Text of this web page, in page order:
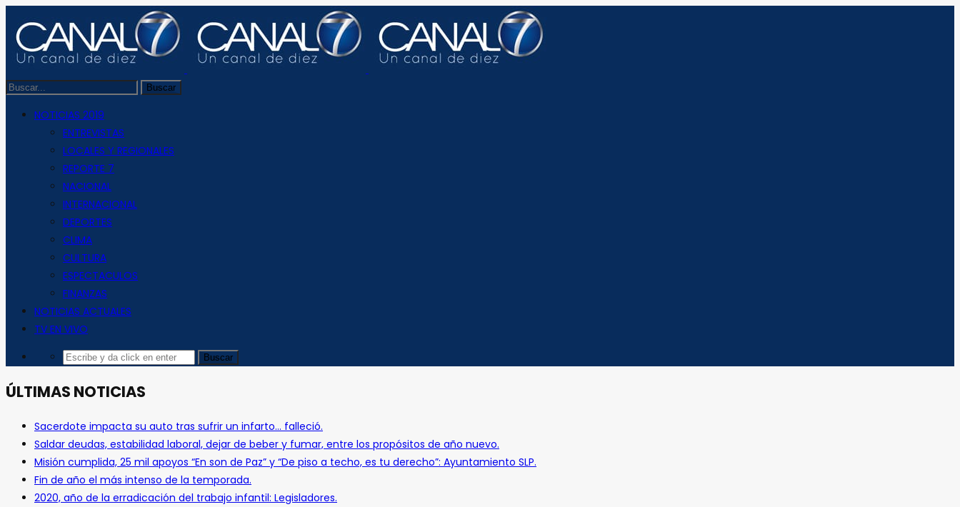
NOTICIAS 2019
ENTREVISTAS
LOCALES Y REGIONALES
REPORTE 7
NACIONAL
INTERNACIONAL
DEPORTES
CLIMA
CULTURA
ESPECTACULOS
FINANZAS
NOTICIAS ACTUALES
TV EN VIVO
ÚLTIMAS NOTICIAS
Sacerdote impacta su auto tras sufrir un infarto… falleció.
Saldar deudas, estabilidad laboral, dejar de beber y fumar, entre los propósitos de año nuevo.
Misión cumplida, 25 mil apoyos “En son de Paz” y “De piso a techo, es tu derecho”: Ayuntamiento SLP.
Fin de año el más intenso de la temporada.
2020, año de la erradicación del trabajo infantil: Legisladores.